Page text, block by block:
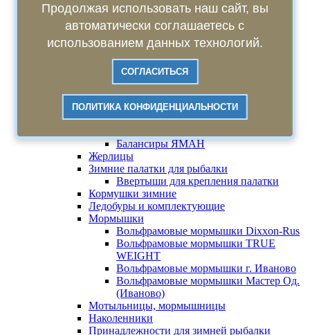
Чучела гусей Sport Plast
Намордники, поводки для собак
Стрельба, пристрелка
Товары для рыбалки
Карповые кораблики для прикормки
Эхолоты, подводные камеры
Товары для зимней рыбалки
Леска зимняя
Снасть рыболовная Балда
Балансиры ЯМАН
Жерлицы
Зимние палатки для рыбалки
Ввертыши для крепления палатки
Кормушки зимние
Ледобуры и комплектующие
Мормышки
Вольфрамовые мормышки Dixxon-Rus
Вольфрамовые мормышки TRUE
WEIGHT
Вольфрамовые мормышки г. Иваново
Вольфрамовые мормышки Мастер Од.
(Иваново)
Мотыльницы, мормышницы
Наколенники
Принадлежности для зимней рыбалки
Продолжая использовать наш сайт, вы
автоматически соглашаетесь с
использованием данных технологий.
СОГЛАСИТЬСЯ
ПОЛИТИКА КОНФИДЕНЦИАЛЬНОСТИ